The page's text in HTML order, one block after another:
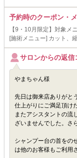
予約時のクーポン・
【9・10月限定】対象
[施術メニュー] カット、
サロンからの返信
やまちゃん様
先日は御来店ありがと
仕上がりにご満足頂け
またアシスタントの流
ざいませんでした。さ
シャンプー台の首をの
は他のお客様もご利用